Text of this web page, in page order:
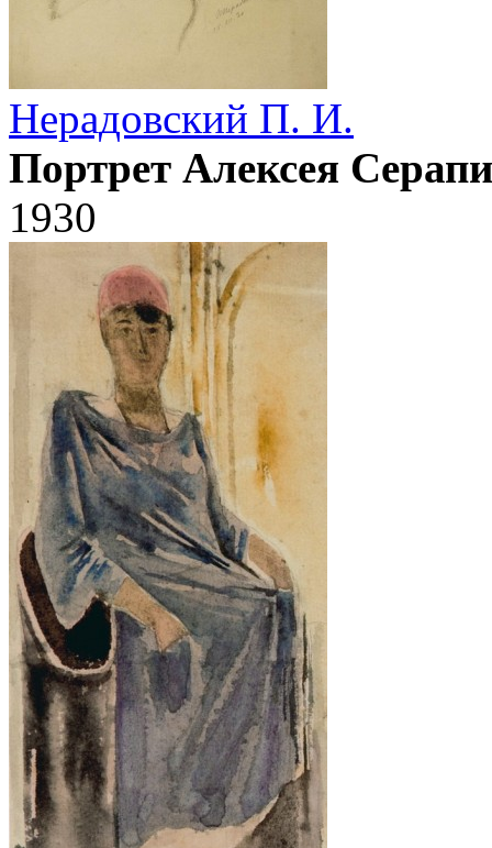
Нерадовский П. И.
Портрет Алексея
1930